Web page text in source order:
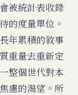
被統計表收錄
的度量單位。
年累積的敘事
重量去重新定
整個世代對本
慮的渴望。所